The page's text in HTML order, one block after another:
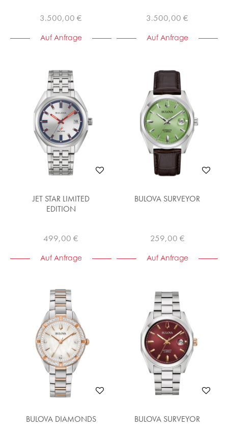
3.500,00 €
Auf Anfrage
3.500,00 €
Auf Anfrage
JET STAR LIMITED
EDITION
499,00 €
Auf Anfrage
BULOVA SURVEYOR
259,00 €
Auf Anfrage
BULOVA DIAMONDS BULOVA SURVEYOR